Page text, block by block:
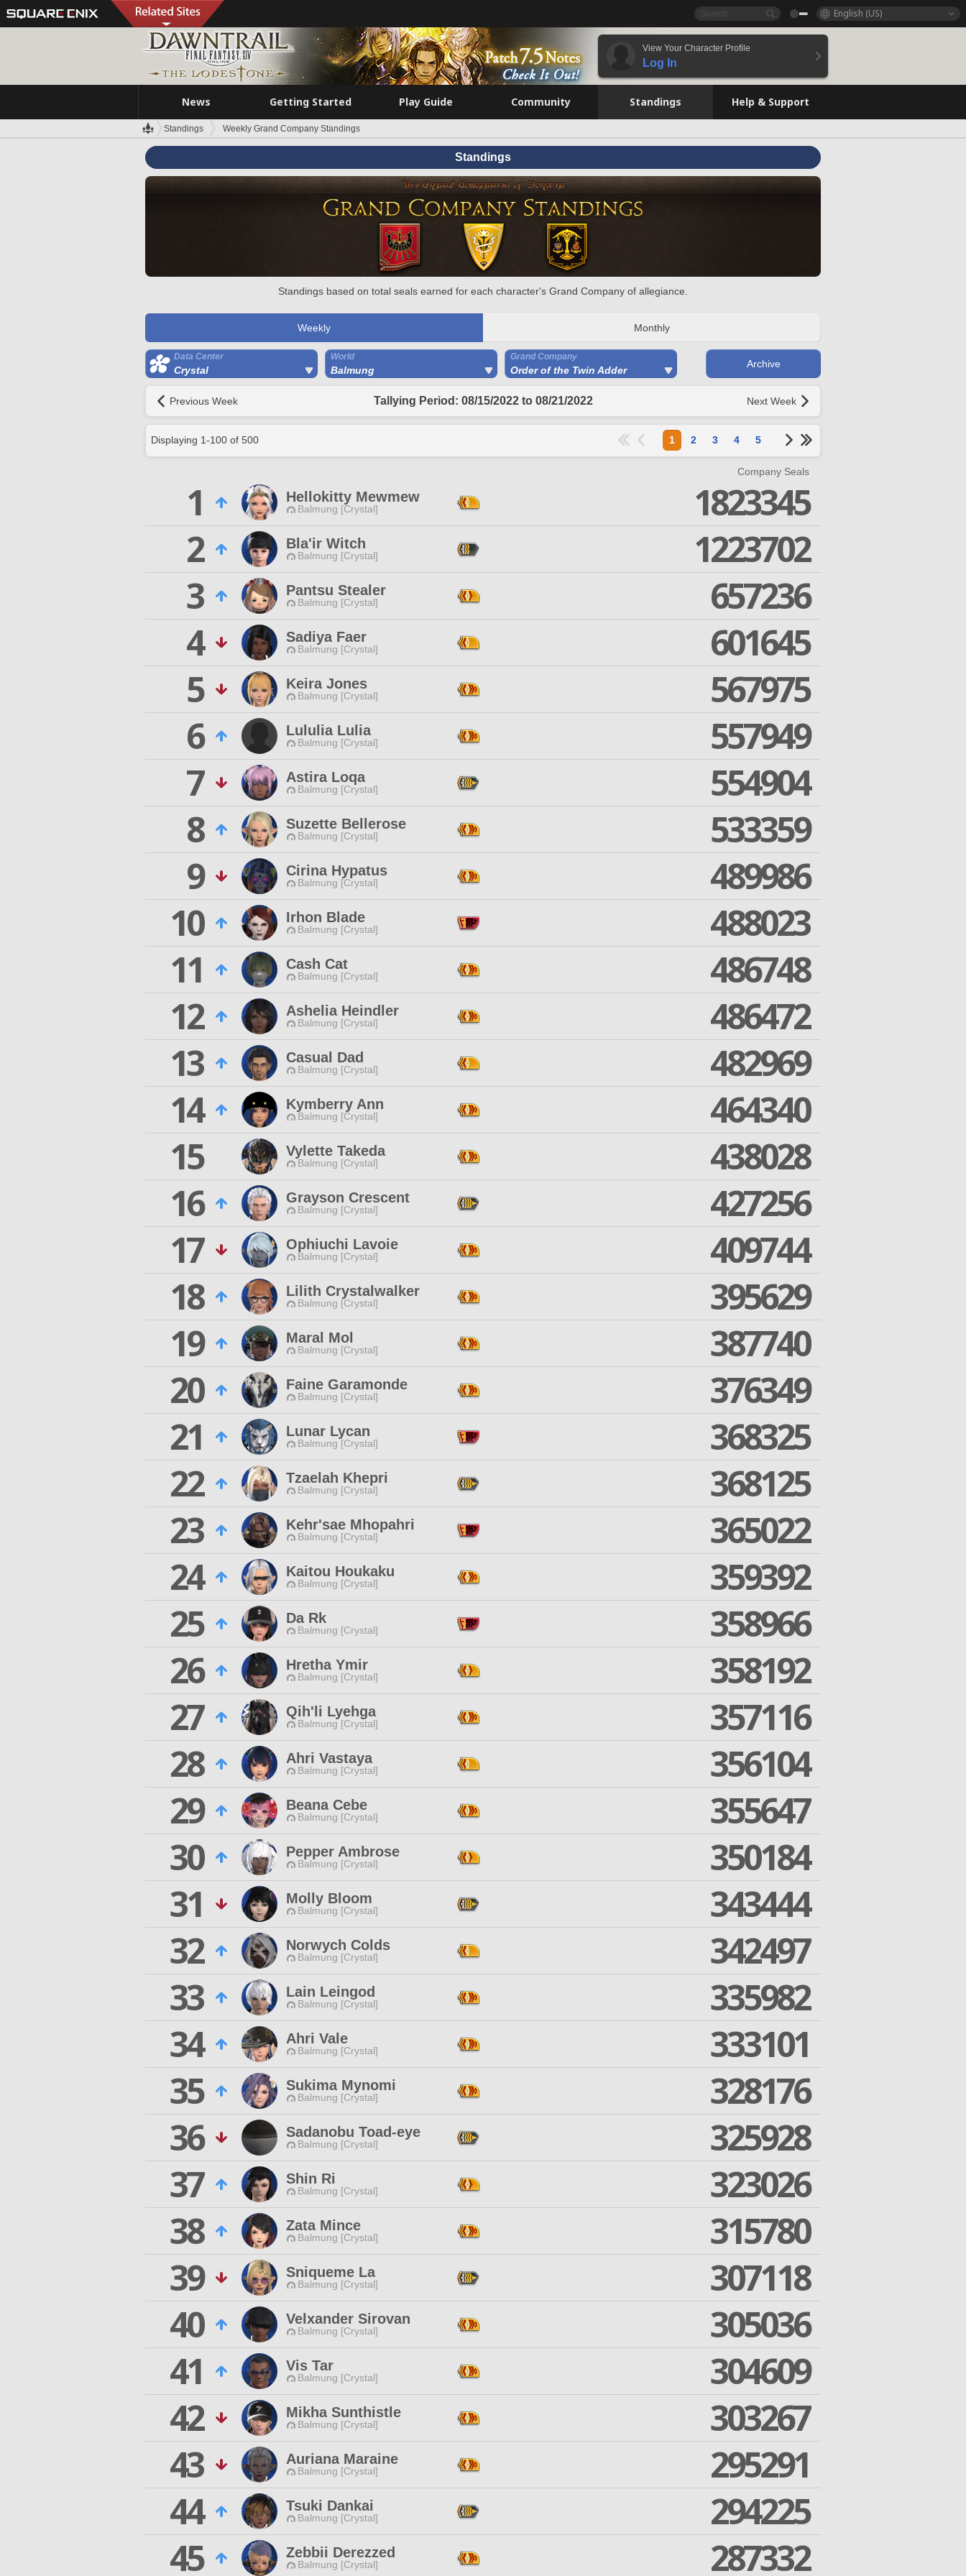
English (US)
View Your Character Profile
Log In
News Getting Started Play Guide Community Standings Help & Support
Standings Weekly Grand Company Standings
Standings
Standings based on total seals earned for each character's Grand Company of allegiance.
Weekly Monthly
Data Center
Crystal
World
Balmung
Grand Company
Order of the Twin Adder
Archive
Previous Week Tallying Period: 08/15/2022 to 08/21/2022 Next Week
Displaying 1-100 of 500 1 2 3 4 5
Company Seals
1 Hellokitty Mewmew
Balmung [Crystal]
1823345
2
Bla'ir Witch
Balmung [Crystal]
1223702
3
Pantsu Stealer
Balmung [Crystal]
657236
4
Sadiya Faer
Balmung [Crystal]
601645
5
Keira Jones
Balmung [Crystal]
567975
6
Lululia Lulia
Balmung [Crystal]
557949
7
Astira Loqa
Balmung [Crystal]
554904
8
Suzette Bellerose
Balmung [Crystal]
533359
9
Cirina Hypatus
Balmung [Crystal]
489986
10
Irhon Blade
Balmung [Crystal]
488023
11
Cash Cat
Balmung [Crystal]
486748
12
Ashelia Heindler
Balmung [Crystal]
486472
13
Casual Dad
Balmung [Crystal]
482969
14
Kymberry Ann
Balmung [Crystal]
464340
15
Vylette Takeda
Balmung [Crystal]
438028
16
Grayson Crescent
Balmung [Crystal]
427256
17
Ophiuchi Lavoie
Balmung [Crystal]
409744
18
Lilith Crystalwalker
Balmung [Crystal]
395629
19
Maral Mol
Balmung [Crystal]
387740
20
Faine Garamonde
Balmung [Crystal]
376349
21
Lunar Lycan
Balmung [Crystal]
368325
22
Tzaelah Khepri
Balmung [Crystal]
368125
23
Kehr'sae Mhopahri
Balmung [Crystal]
365022
24
Kaitou Houkaku
Balmung [Crystal]
359392
25
Da Rk
Balmung [Crystal]
358966
26
Hretha Ymir
Balmung [Crystal]
358192
27
Qih'li Lyehga
Balmung [Crystal]
357116
28
Ahri Vastaya
Balmung [Crystal]
356104
29
Beana Cebe
Balmung [Crystal]
355647
30
Pepper Ambrose
Balmung [Crystal]
350184
31
Molly Bloom
Balmung [Crystal]
343444
32
Norwych Colds
Balmung [Crystal]
342497
33
Lain Leingod
Balmung [Crystal]
335982
34
Ahri Vale
Balmung [Crystal]
333101
35
Sukima Mynomi
Balmung [Crystal]
328176
36
Sadanobu Toad-eye
Balmung [Crystal]
325928
37
Shin Ri
Balmung [Crystal]
323026
38
Zata Mince
Balmung [Crystal]
315780
39
Sniqueme La
Balmung [Crystal]
307118
40
Velxander Sirovan
Balmung [Crystal]
305036
41
Vis Tar
Balmung [Crystal]
304609
42
Mikha Sunthistle
Balmung [Crystal]
303267
43
Auriana Maraine
Balmung [Crystal]
295291
44
Tsuki Dankai
Balmung [Crystal]
294225
45
Zebbii Derezzed
Balmung [Crystal] 287332